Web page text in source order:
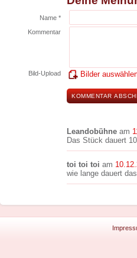
Name *
Kommentar
Bild-Upload Bilder
Leandobühne am
Das Stück dauert
toi toi toi am
wie lange dauert